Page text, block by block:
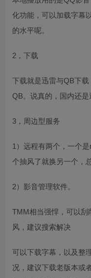
化功能，可以加载字幕
的水平呢。
2，下载
下载就是迅雷与QB下
QB。说真的，国内还是
3，周边型服务
1）远程有两个，一个
个抽风了就换另一个，
2）影音管理软件。
TMM相当强悍，可以刮
风，建议搜索解决
可以下载字幕，以及整
况，建议下载老版本或